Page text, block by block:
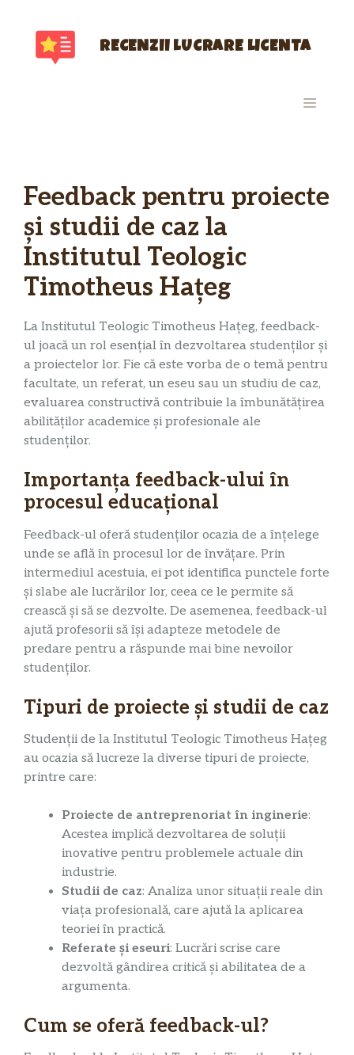
conținut
RECENZII LUCRARE LICENTA
MENIU
Feedback pentru proiecte
și studii de caz la
Institutul Teologic
Timotheus Hațeg
La Institutul Teologic Timotheus Hațeg, feedback-
ul joacă un rol esențial în dezvoltarea studenților și
a proiectelor lor. Fie că este vorba de o temă pentru
facultate, un referat, un eseu sau un studiu de caz,
evaluarea constructivă contribuie la îmbunătățirea
abilităților academice și profesionale ale
studenților.
Importanța feedback-ului în
procesul educațional
Feedback-ul oferă studenților ocazia de a înțelege
unde se află în procesul lor de învățare. Prin
intermediul acestuia, ei pot identifica punctele forte
și slabe ale lucrărilor lor, ceea ce le permite să
crească și să se dezvolte. De asemenea, feedback-ul
ajută profesorii să își adapteze metodele de
predare pentru a răspunde mai bine nevoilor
studenților.
Tipuri de proiecte și studii de caz
Studenții de la Institutul Teologic Timotheus Hațeg
au ocazia să lucreze la diverse tipuri de proiecte,
printre care:
Proiecte de antreprenoriat în inginerie:
Acestea implică dezvoltarea de soluții
inovative pentru problemele actuale din
industrie.
Studii de caz: Analiza unor situații reale din
viața profesională, care ajută la aplicarea
teoriei în practică.
Referate și eseuri: Lucrări scrise care
dezvoltă gândirea critică și abilitatea de a
argumenta.
Cum se oferă feedback-ul?